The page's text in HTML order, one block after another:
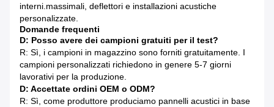
interni.massimali, deflettori e installazioni acustiche
personalizzate.
Domande frequenti
D: Posso avere dei campioni gratuiti per il test?
R: Sì, i campioni in magazzino sono forniti gratuitamente. I
campioni personalizzati richiedono in genere 5-7 giorni
lavorativi per la produzione.
D: Accettate ordini OEM o ODM?
R: Sì, come produttore produciamo pannelli acustici in base